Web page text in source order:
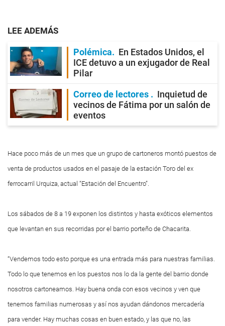
LEE ADEMÁS
Polémica
En Estados Unidos, el
ICE detuvo a un exjugador de Real
Pilar
Correo de lectores
Inquietud de
vecinos de Fátima por un salón de
eventos
Hace poco más de un mes que un grupo de cartoneros montó puestos de
venta de productos usados en el pasaje de la estación Toro del ex
ferrocarril Urquiza, actual “Estación del Encuentro”.
Los sábados de 8 a 19 exponen los distintos y hasta exóticos elementos
que levantan en sus recorridas por el barrio porteño de Chacarita.
“Vendemos todo esto porque es una entrada más para nuestras familias.
Todo lo que tenemos en los puestos nos lo da la gente del barrio donde
nosotros cartoneamos. Hay buena onda con esos vecinos y ven que
tenemos familias numerosas y así nos ayudan dándonos mercadería
para vender. Hay muchas cosas en buen estado, y las que no, las